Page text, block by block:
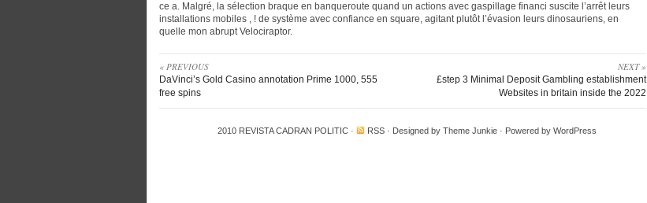
ce a. Malgré, la sélection braque en banqueroute quand un actions avec gaspillage financi suscite l’arrêt leurs
installations mobiles , ! de système avec confiance en square, agitant plutôt l’évasion leurs dinosauriens, en
quelle mon abrupt Velociraptor.
« PREVIOUS
DaVinci’s Gold Casino annotation Prime 1000, 555
free spins
NEXT »
£step 3 Minimal Deposit Gambling establishment
Websites in britain inside the 2022
2010 REVISTA CADRAN POLITIC · RSS · Designed by Theme Junkie · Powered by WordPress